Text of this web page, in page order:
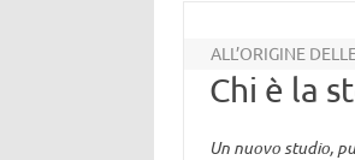
ALL’ORIGINE
Chi è la
Un nuovo studio,